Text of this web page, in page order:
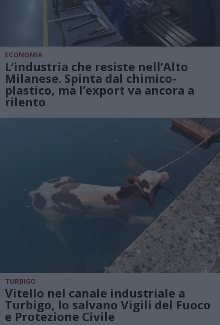
ECONOMIA
L’industria che resiste nell’Alto
Milanese. Spinta dal chimico-
plastico, ma l’export va ancora a
rilento
TURBIGO
Vitello nel canale industriale a
Turbigo, lo salvano Vigili del Fuoco
e Protezione Civile